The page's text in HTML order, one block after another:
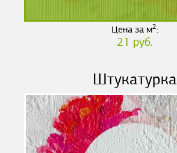
Цена за м2:
21 руб.
Штукатурка